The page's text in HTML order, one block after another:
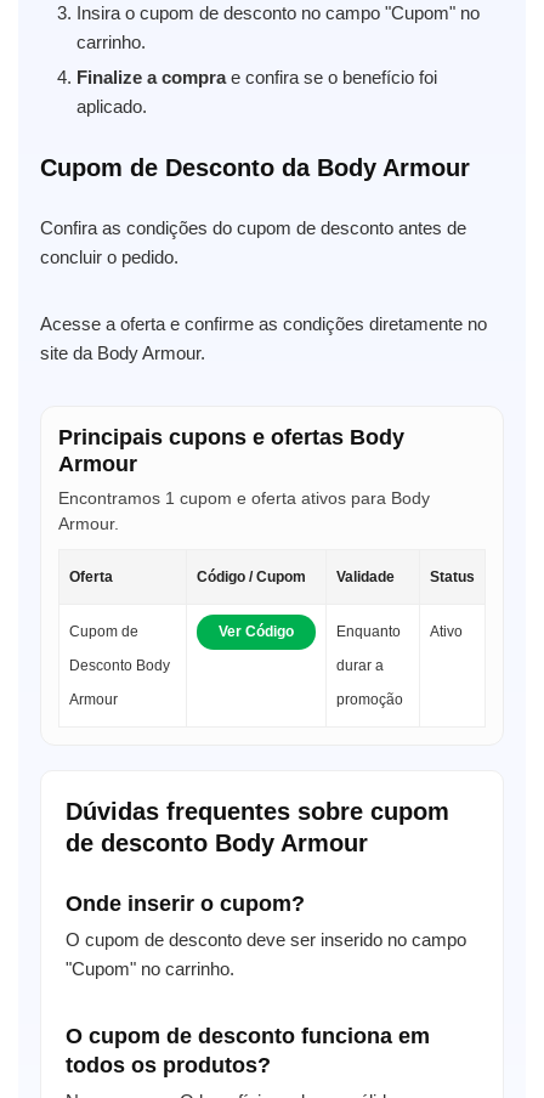
Insira o cupom de desconto no campo "Cupom" no
carrinho.
Finalize a comprae confira se o benefício foi
aplicado.
Cupom de Desconto da Body Armour
Confira as condições do cupom de desconto antes de
concluir o pedido.
Acesse a oferta e confirme as condições diretamente no
site da Body Armour.
Principais cupons e ofertas Body
Armour
Encontramos 1 cupom e oferta ativos para Body
Armour.
Oferta Código / Cupom Validade Status
Cupom de
Desconto Body
Armour
Ver Código
Enquanto
durar a
promoção
Ativo
Dúvidas frequentes sobre cupom
de desconto Body Armour
Onde inserir o cupom?
O cupom de desconto deve ser inserido no campo
"Cupom" no carrinho.
O cupom de desconto funciona em
todos os produtos?